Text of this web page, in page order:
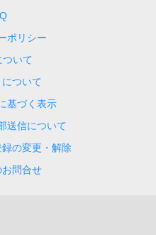
ポリシー
いて
ついて
基づく表示
送信について
の変更・解除
問合せ